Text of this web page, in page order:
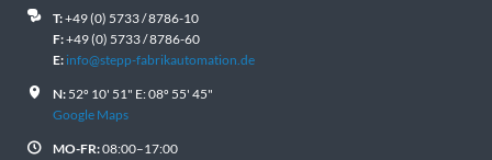
T:+49 (0) 5733 / 8786-10
F:+49 (0) 5733 / 8786-60
E: info@stepp-fabrikautomation.de
N:52º 10' 51" E: 08º 55' 45"
Google Maps
MO-FR:08:00–17:00